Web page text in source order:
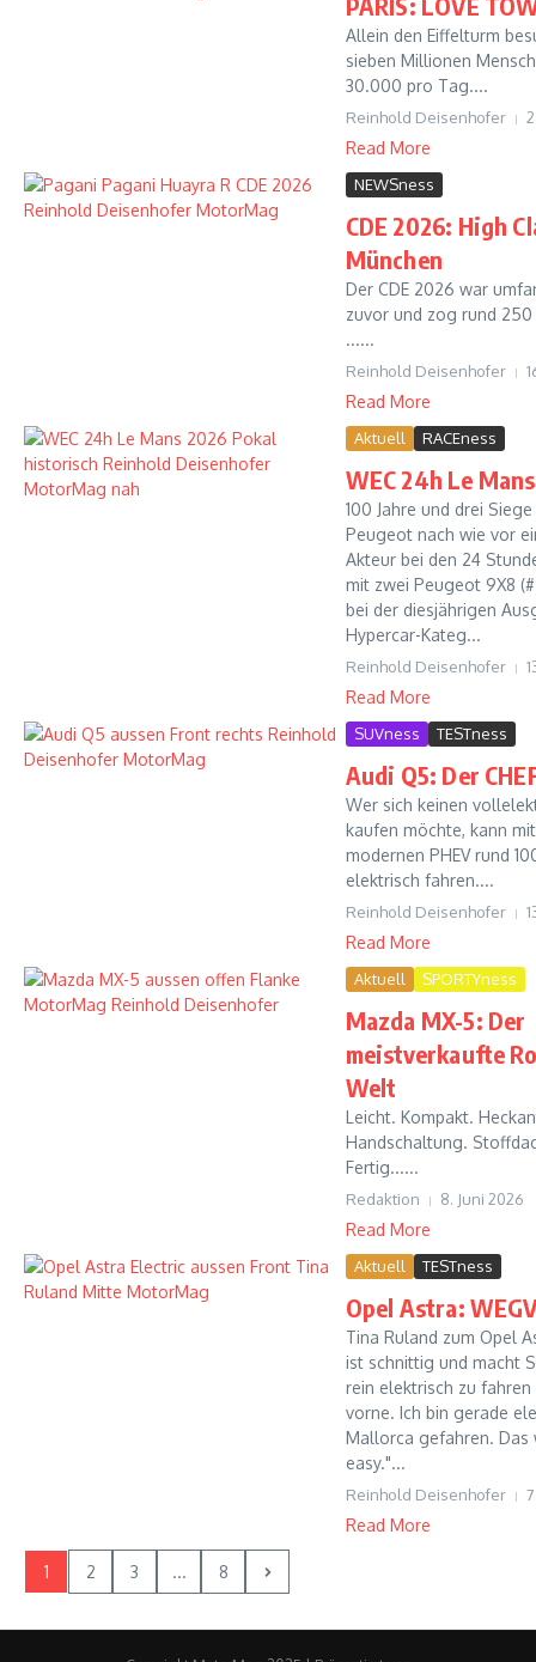
Allein den Eiffelturm
sieben Millionen
30.000 pro Tag....
Reinhold Deisenhofer
Read More
NEWSness
CDE 2026: High
München
Der CDE 2026 war
zuvor und zog rund
......
Reinhold Deisenhofer
Read More
Aktuell RACEness
WEC 24h Le
100 Jahre und drei
Peugeot nach wie vor
Akteur bei den 24
mit zwei Peugeot 9X8
bei der diesjährigen
Hypercar-Kateg...
Reinhold Deisenhofer
Read More
SUVness TESTness
Audi Q5: Der
Wer sich keinen
kaufen möchte, kann
modernen PHEV rund
elektrisch fahren....
Reinhold Deisenhofer
Read More
Aktuell SPORTYness
Mazda MX-5: Der
meistverkaufte
Welt
Leicht. Kompakt.
Handschaltung.
Fertig......
Redaktion 8. Juni 2026
Read More
Aktuell TESTness
Opel Astra:
Tina Ruland zum Opel
ist schnittig und macht
rein elektrisch zu
vorne. Ich bin gerade
Mallorca gefahren. Das
easy."...
Reinhold Deisenhofer
Read More
1 2 3 ... 8